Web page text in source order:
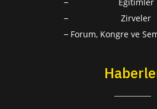
Zirveler
Forum, Kongre ve